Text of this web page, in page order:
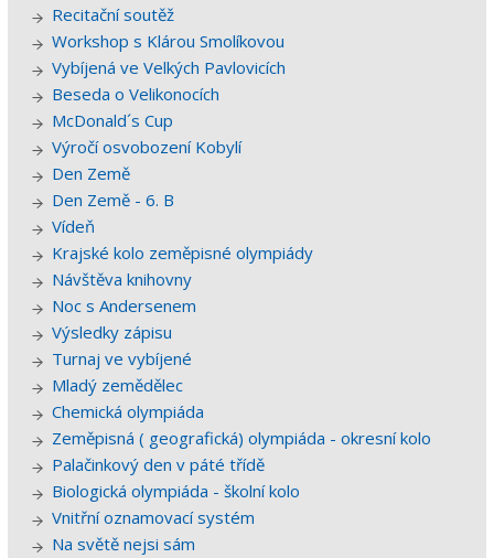
Recitační soutěž
Workshop s Klárou Smolíkovou
Vybíjená ve Velkých Pavlovicích
Beseda o Velikonocích
McDonald´s Cup
Výročí osvobození Kobylí
Den Země
Den Země - 6. B
Vídeň
Krajské kolo zeměpisné olympiády
Návštěva knihovny
Noc s Andersenem
Výsledky zápisu
Turnaj ve vybíjené
Mladý zemědělec
Chemická olympiáda
Zeměpisná ( geografická) olympiáda - okresní kolo
Palačinkový den v páté třídě
Biologická olympiáda - školní kolo
Vnitřní oznamovací systém
Na světě nejsi sám